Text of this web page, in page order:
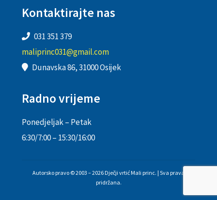
Kontaktirajte nas
031 351 379
maliprinc031@gmail.com
Dunavska 86, 31000 Osijek
Radno vrijeme
Ponedjeljak – Petak
6:30/7:00 – 15:30/16:00
Autorsko pravo © 2003 – 2026 Dječji vrtić Mali princ. | Sva prava
pridržana.